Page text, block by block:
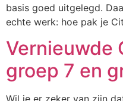
basis goed uitgelegd.
echte werk: hoe pak je
Vernieuwde
groep 7 en